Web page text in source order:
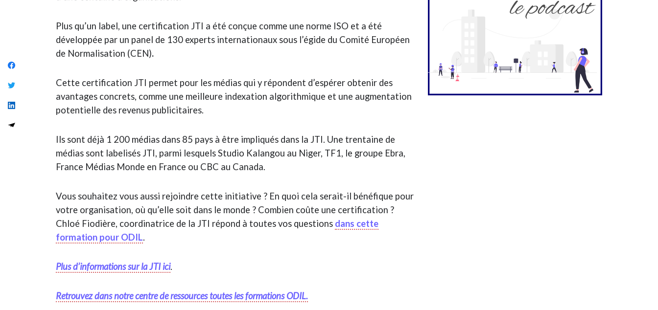
Plus qu’un label, une certification JTI a été conçue comme une norme ISO et a été
développée par un panel de 130 experts internationaux sous l’égide du Comité Européen
de Normalisation (CEN).
Cette certification JTI permet pour les médias qui y répondent d’espérer obtenir des
avantages concrets, comme une meilleure indexation algorithmique et une augmentation
potentielle des revenus publicitaires.
Ils sont déjà 1 200 médias dans 85 pays à être impliqués dans la JTI. Une trentaine de
médias sont labelisés JTI, parmi lesquels Studio Kalangou au Niger, TF1, le groupe Ebra,
France Médias Monde en France ou CBC au Canada.
Vous souhaitez vous aussi rejoindre cette initiative ? En quoi cela serait-il bénéfique pour
votre organisation, où qu’elle soit dans le monde ? Combien coûte une certification ?
Chloé Fiodière, coordinatrice de la JTI répond à toutes vos questions dans cette
formation pour ODIL.
Plus d’informations sur la JTI ici.
Retrouvez dans notre centre de ressources toutes les formations ODIL.